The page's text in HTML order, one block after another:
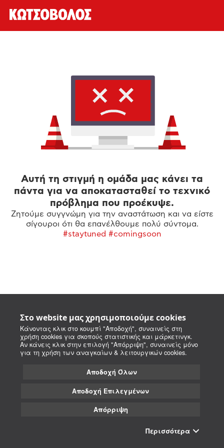
Στο website μας χρησιμοποιούμε cookies
Κάνοντας κλικ στο κουμπί "Αποδοχή", συναινείς στη
χρήση cookies για σκοπούς στατιστικής και μάρκετινγκ.
Αν κάνεις κλικ στην επιλογή "Απόρριψη", συναινείς μόνο
για τη χρήση των αναγκαίων & λειτουργικών cookies.
Αποδοχή Όλων
Αποδοχή Επιλεγμένων
Απόρριψη
Περισσότερα
Αυτή τη στιγμή η ομάδα μας κάνει τα
πάντα για να αποκατασταθεί το τεχνικό
πρόβλημα που προέκυψε.
Ζητούμε συγγνώμη για την αναστάτωση και να είστε
σίγουροι ότι θα επανέλθουμε πολύ σύντομα.
#staytuned #comingsoon